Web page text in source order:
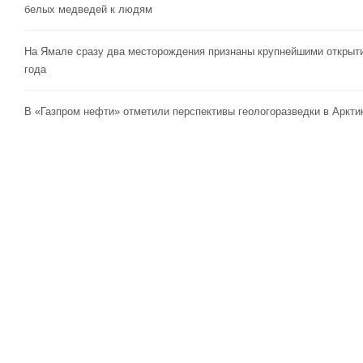
белых медведей к людям
На Ямале сразу два месторождения признаны крупнейшими
года
В «Газпром нефти» отметили перспективы геологоразведки в